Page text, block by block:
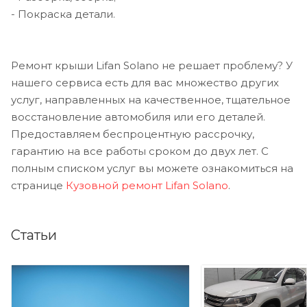
- Покраска детали.
Ремонт крыши Lifan Solano не решает проблему? У
нашего сервиса есть для вас множество других
услуг, направленных на качественное, тщательное
восстановление автомобиля или его деталей.
Предоставляем беспроцентную рассрочку,
гарантию на все работы сроком до двух лет. С
полным списком услуг вы можете ознакомиться на
странице Кузовной ремонт Lifan Solano.
Статьи